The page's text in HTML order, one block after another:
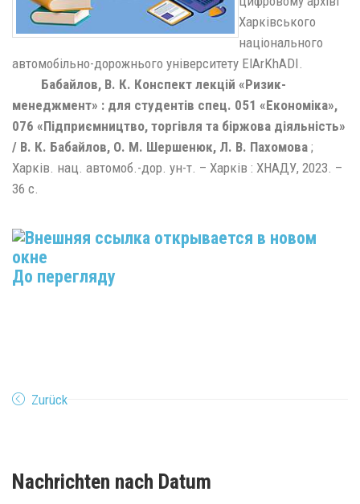
Харківського
національного
автомобільно-дорожнього університету ElArKhADI.
Бабайлов, В. К. Конспект лекцій «Ризик-
менеджмент» : для студентів спец. 051 «Економіка»,
076 «Підприємництво, торгівля та біржова діяльність»
/ В. К. Бабайлов, О. М. Шершенюк, Л. В. Пахомова ;
Харків. нац. автомоб.-дор. ун-т. – Харків : ХНАДУ, 2023. –
36 с.
До перегляду
Zurück
Nachrichten nach Datum